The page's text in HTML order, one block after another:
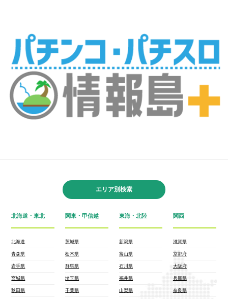
エリア別検索
北海道・東北
北海道
青森県
岩手県
宮城県
秋田県
関東・甲信越
茨城県
栃木県
群馬県
埼玉県
千葉県
東海・北陸
新潟県
富山県
石川県
福井県
山梨県
関西
滋賀県
京都府
大阪府
兵庫県
奈良県